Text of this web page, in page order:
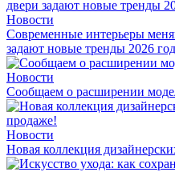
Новости
Современные интерьеры
задают новые тренды 2026
Новости
Сообщаем о расширении
Новости
Новая коллекция